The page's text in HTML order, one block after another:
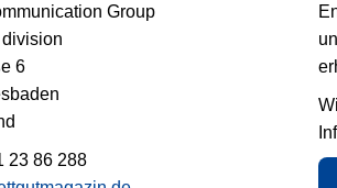
Group
6
23 86 288